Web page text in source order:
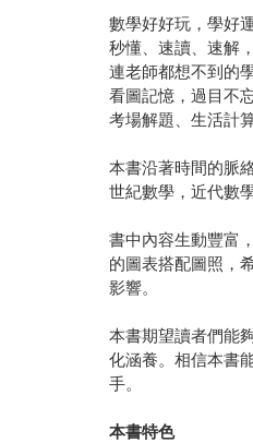
數學好好玩，學好
秒懂、速讀、速解，
連老師都想不到的
看圖記憶，過目不
考場解題、生活計
本書沿著時間的脈
世紀數學，近代數
書中內容生動豐富
的圖表搭配圖照，
影響。
本書期望讀者們能
化涵養。相信本書
手。
本書特色